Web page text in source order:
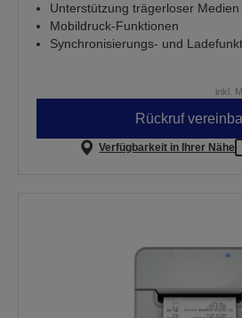
Unterstützung trägerloser Medien
Mobildruck-Funktionen
Synchronisierungs- und
inkl.
Rückruf
Verfügbarkeit in Ihrer Nähe